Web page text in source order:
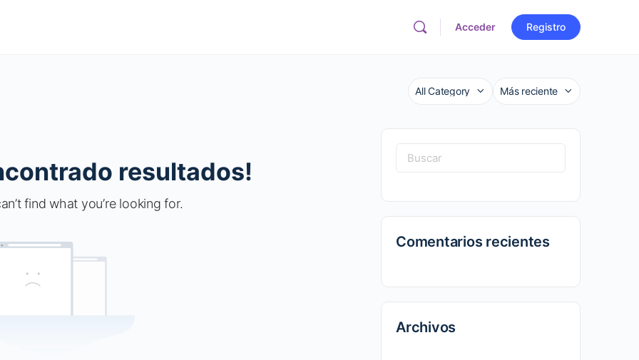
Acceder Registro
Categoría
Sort
resultados!
find what you’re looking for.
Buscar:
Comentarios recientes
Archivos